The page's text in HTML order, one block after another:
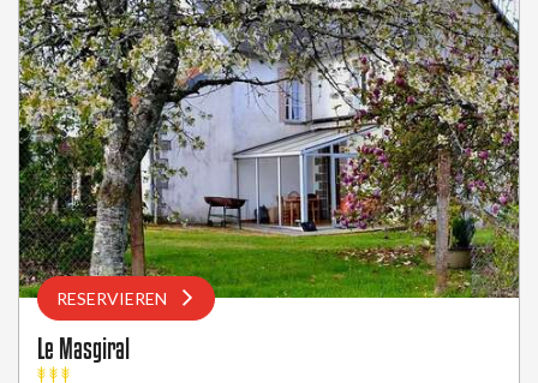
RESERVIEREN
Le Masgiral